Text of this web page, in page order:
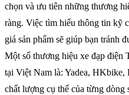
chọn và ưu tiên những thương
ràng. Việc tìm hiểu thông tin kỹ
giá sản phẩm sẽ giúp bạn tránh
Một số thương hiệu xe đạp điện
tại Việt Nam là: Yadea,
chất lượng cụ thể của từng dòng